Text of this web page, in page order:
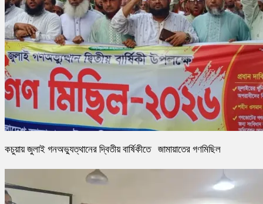
কচুয়ায় জুলাই গনঅভ্যুত্থানের দ্বিতীয় বার্ষিকীতে জামায়াতের গণমিছিল